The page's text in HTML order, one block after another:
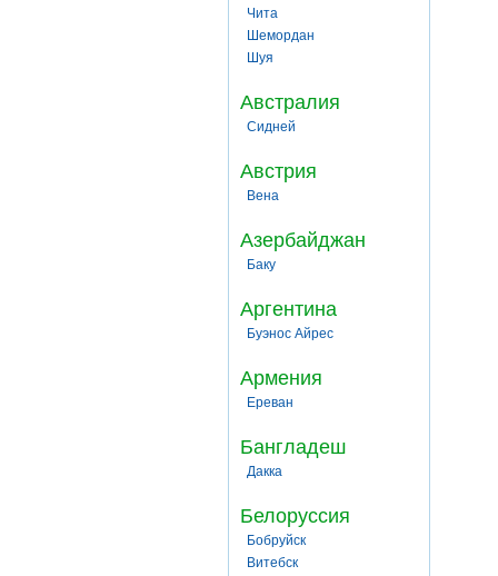
Чита
Шемордан
Шуя
Австралия
Сидней
Австрия
Вена
Азербайджан
Баку
Аргентина
Буэнос Айрес
Армения
Ереван
Бангладеш
Дакка
Белоруссия
Бобруйск
Витебск